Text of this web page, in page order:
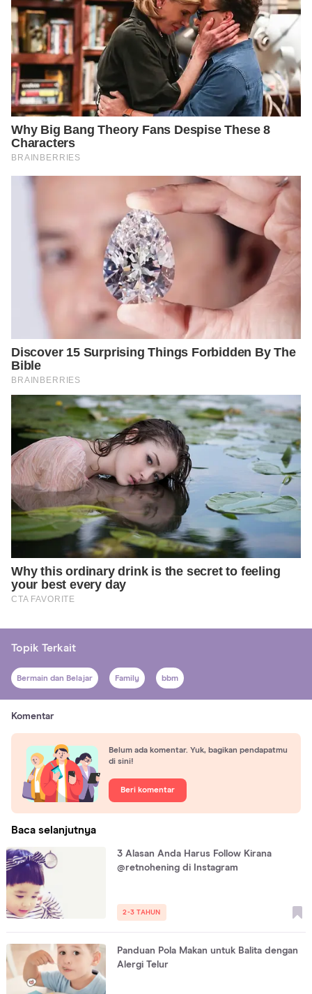
Topik Terkait
Bermain dan Belajar Family bbm
Komentar
Belum ada komentar. Yuk, bagikan pendapatmu
di sini!
Beri komentar
Baca selanjutnya
3 Alasan Anda Harus Follow Kirana
@retnohening di Instagram
2-3 TAHUN
Panduan Pola Makan untuk Balita dengan
Alergi Telur